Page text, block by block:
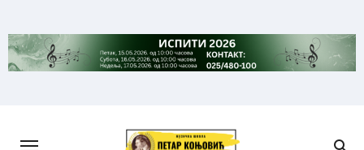
to
content